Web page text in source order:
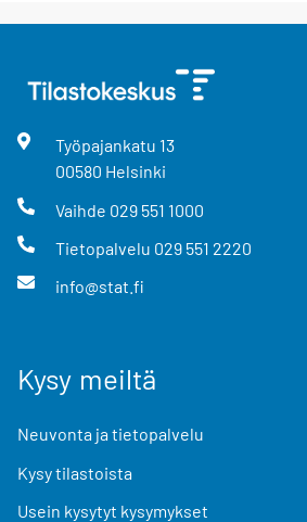
Työpajankatu 13
00580 Helsinki
Vaihde 029 551 1000
Tietopalvelu 029 551 2220
info@stat.fi
Kysy meiltä
Neuvonta ja tietopalvelu
Kysy tilastoista
Usein kysytyt kysymykset